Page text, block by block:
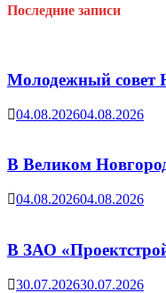
Последние записи
Молодежный совет
04.08.202604.08.2026
В Великом
04.08.202604.08.2026
В ЗАО
30.07.202630.07.2026